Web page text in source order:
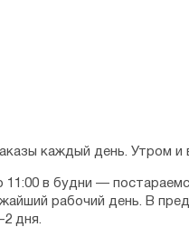
каждый день. Утром и
11:00 в будни —
рабочий день. В
дня.